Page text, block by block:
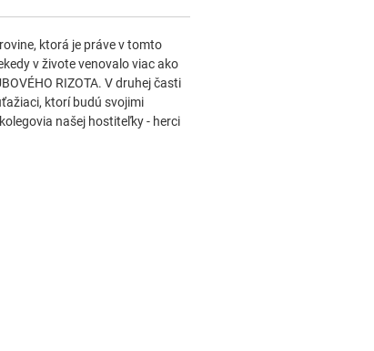
ktorá je práve v tomto
v živote venovalo viac ako
RIZOTA. V druhej časti
ktorí budú svojimi
našej hostiteľky - herci